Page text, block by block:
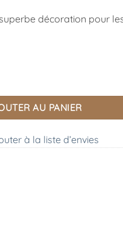
décoration pour
AU PANIER
à la liste d’envies